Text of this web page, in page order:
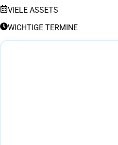
VIELE ASSETS
WICHTIGE TERMINE